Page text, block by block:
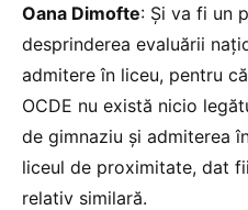
Oana Dimofte: Și va fi un
desprinderea evaluării
admitere în liceu, pentru
OCDE nu există nicio
de gimnaziu și admiterea
liceul de proximitate, dat
relativ similară.